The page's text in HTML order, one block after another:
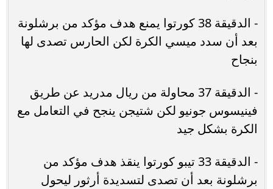
- الدقيقة 38 كورتوا يمنع هدف مؤكد من برشلونة
بعد أن سدد ميسي الكرة لكن الحارس تصدى لها
بنجاح
- الدقيقة 37 محاولة من ريال مدريد عن طريق
فينيسوس جونيو لكن شتيجن ينجح في التعامل مع
الكرة بشكل جيد
- الدقيقة 33 تيبو كورتوا ينقذ هدف مؤكد من
برشلونة بعد أن تصدى لتسديدة أرثور ليحول